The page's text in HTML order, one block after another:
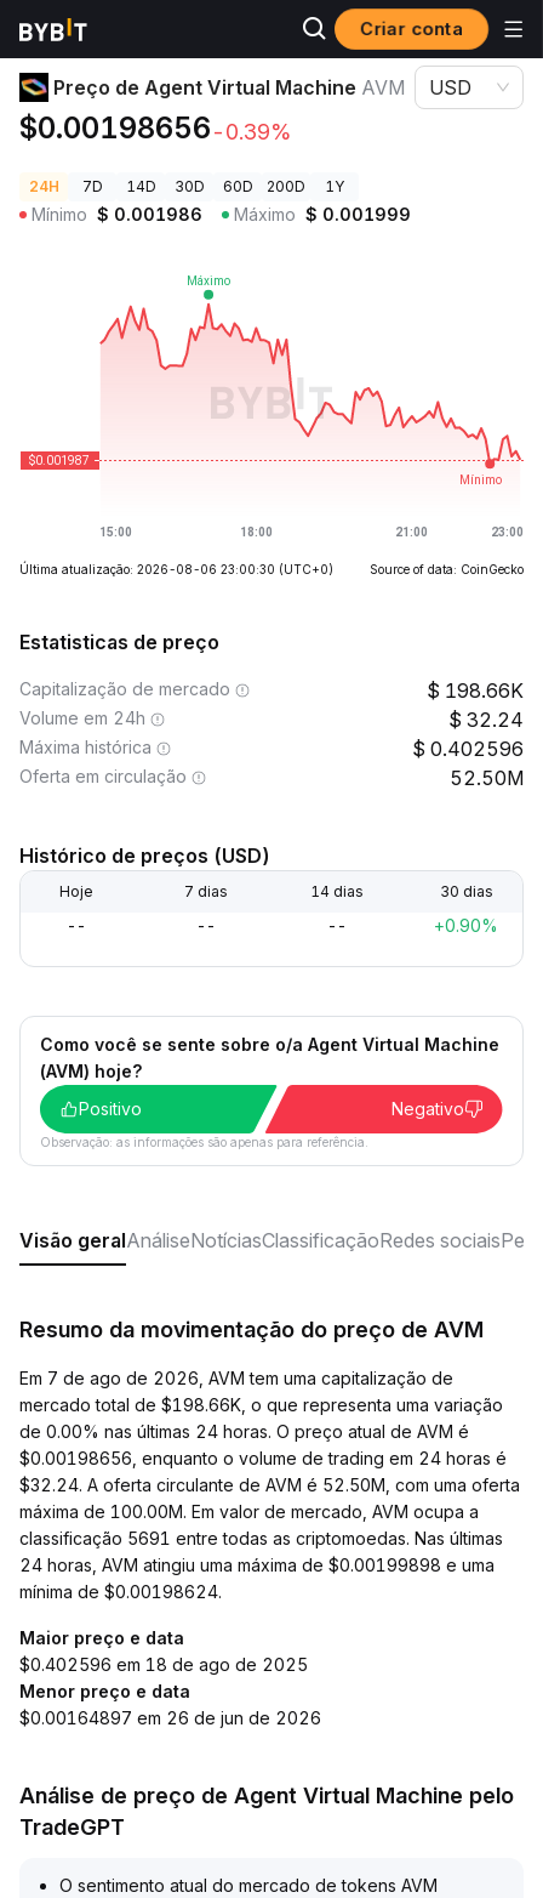
Criar conta
Preços de Criptomoedas Preço de Agent Virtual Machine AVM
Preço de Agent Virtual Machine AVM
$0.00198656-0.39%
USD
24H 7D 14D 30D 60D 200D 1Y
Mínimo $ 0.001986 Máximo $ 0.001999
Última atualização: 2026-08-06 23:00:30 (UTC+0) Source of data: CoinGecko
Estatisticas de preço
Capitalização de mercado 198.66K
Volume em 24h 32.24
Máxima histórica 0.402596
Oferta em circulação 52.50M
Histórico de preços (USD)
Hoje 7 dias 14 dias 30 dias
-- -- -- +0.90%
Como você se sente sobre o/a Agent Virtual Machine
(AVM) hoje?
Positivo
Negativo
Observação: as informações são apenas para referência.
Visão geralAnáliseNotíciasClassificaçãoRedes sociais
Resumo da movimentação do preço de AVM
Em 7 de ago de 2026, AVM tem uma capitalização de
mercado total de $198.66K, o que representa uma variação
de 0.00% nas últimas 24 horas. O preço atual de AVM é
$0.00198656, enquanto o volume de trading em 24 horas é
$32.24. A oferta circulante de AVM é 52.50M, com uma oferta
máxima de 100.00M. Em valor de mercado, AVM ocupa a
classificação 5691 entre todas as criptomoedas. Nas últimas
24 horas, AVM atingiu uma máxima de $0.00199898 e uma
mínima de $0.00198624.
Maior preço e data
$0.402596 em 18 de ago de 2025
Menor preço e data
$0.00164897 em 26 de jun de 2026
Análise de preço de Agent Virtual Machine pelo
TradeGPT
O sentimento atual do mercado de tokens AVM